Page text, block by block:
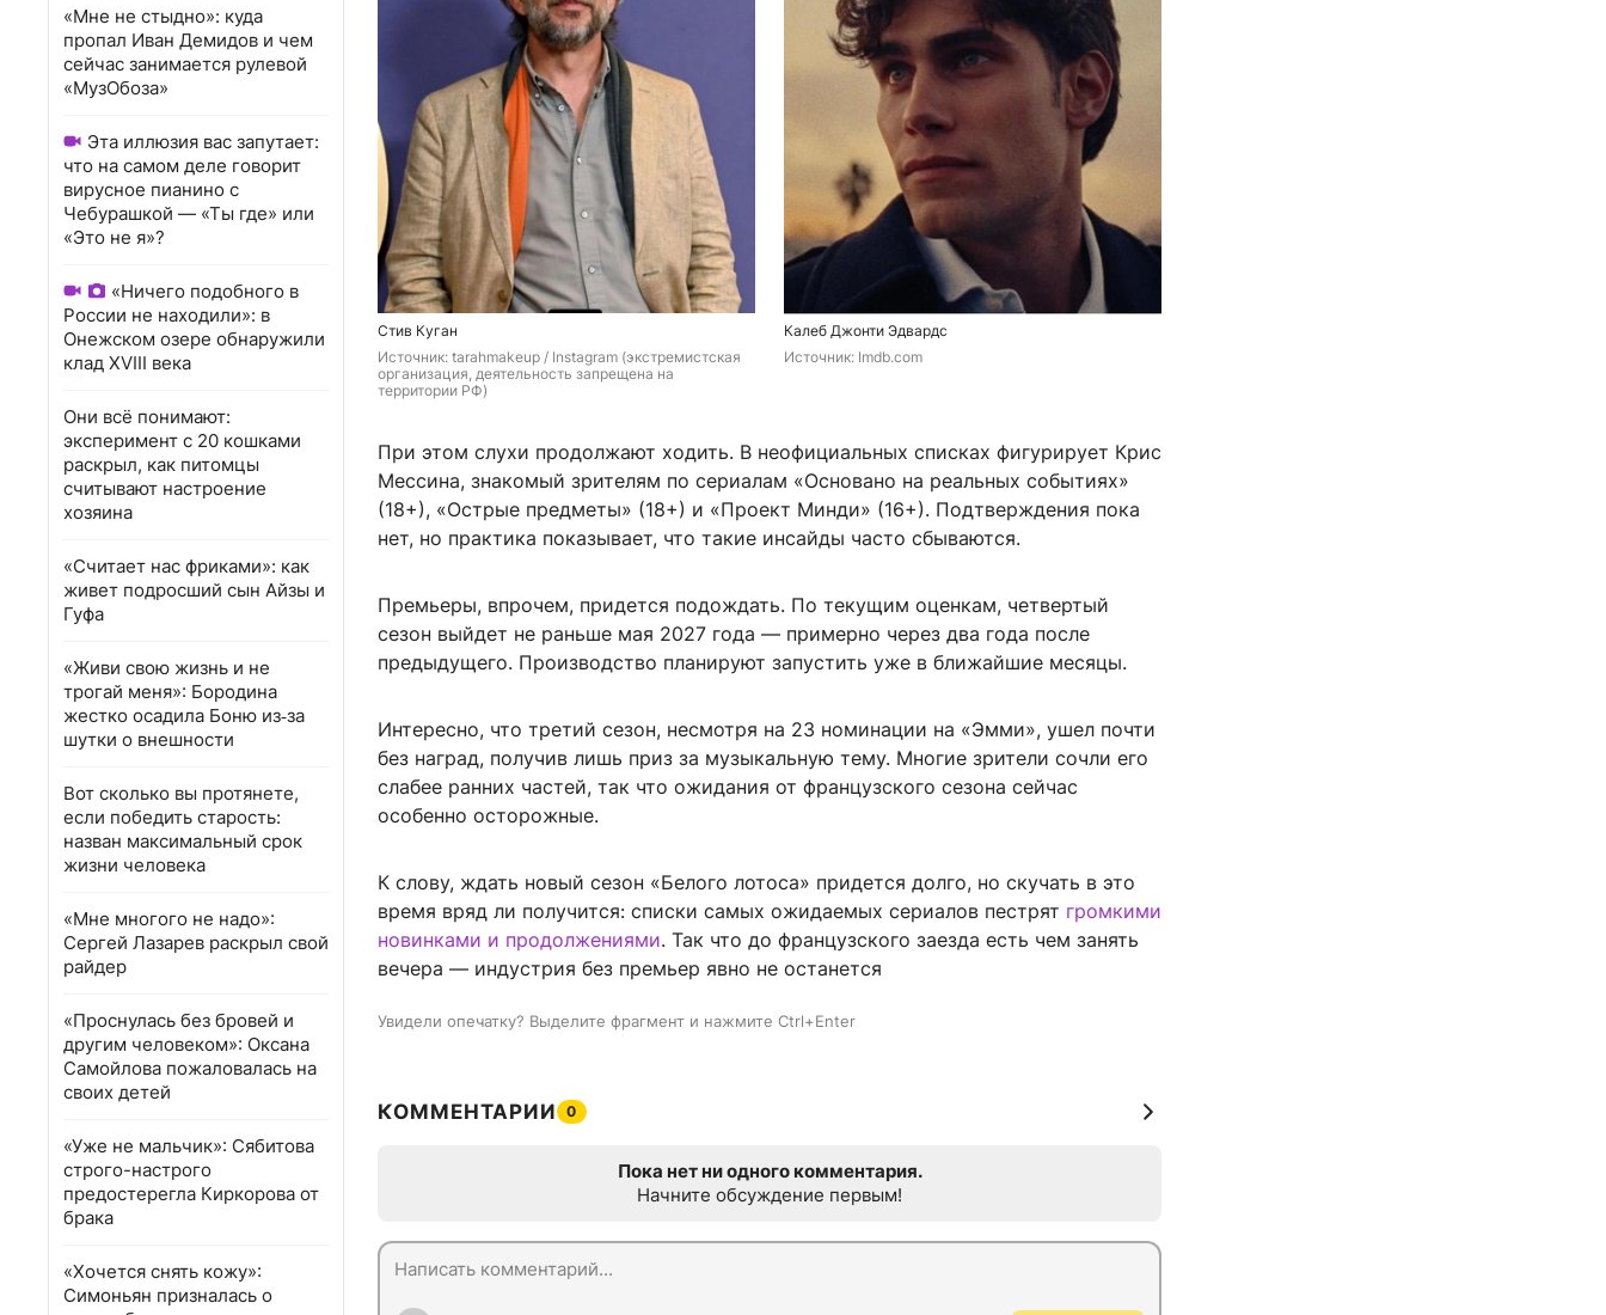
«Мне не стыдно»: куда
пропал Иван Демидов и чем
сейчас занимается рулевой
«МузОбоза»
Эта иллюзия вас запутает:
что на самом деле говорит
вирусное пианино с
Чебурашкой — «Ты где» или
«Это не я»?
«Ничего подобного в
России не находили»: в
Онежском озере обнаружили
клад XVIII века
Они всё понимают:
эксперимент с 20 кошками
раскрыл, как питомцы
считывают настроение
хозяина
«Считает нас фриками»: как
живет подросший сын Айзы и
Гуфа
«Живи свою жизнь и не
трогай меня»: Бородина
жестко осадила Боню из‑за
шутки о внешности
Вот сколько вы протянете,
если победить старость:
назван максимальный срок
жизни человека
«Мне многого не надо»:
Сергей Лазарев раскрыл свой
райдер
«Проснулась без бровей и
другим человеком»: Оксана
Самойлова пожаловалась на
своих детей
«Уже не мальчик»: Сябитова
строго-настрого
предостерегла Киркорова от
брака
«Хочется снять кожу»:
Симоньян призналась о
Стив Куган
Источник: tarahmakeup / Instagram (экстремистская
организация, деятельность запрещена на
территории РФ)
Калеб Джонти Эдвардс
Источник: Imdb.com
При этом слухи продолжают ходить. В неофициальных списках фигурирует Крис
Мессина, знакомый зрителям по сериалам «Основано на реальных событиях»
(18+), «Острые предметы» (18+) и «Проект Минди» (16+). Подтверждения пока
нет, но практика показывает, что такие инсайды часто сбываются.
Премьеры, впрочем, придется подождать. По текущим оценкам, четвертый
сезон выйдет не раньше мая 2027 года — примерно через два года после
предыдущего. Производство планируют запустить уже в ближайшие месяцы.
Интересно, что третий сезон, несмотря на 23 номинации на «Эмми», ушел почти
без наград, получив лишь приз за музыкальную тему. Многие зрители сочли его
слабее ранних частей, так что ожидания от французского сезона сейчас
особенно осторожные.
К слову, ждать новый сезон «Белого лотоса» придется долго, но скучать в это
время вряд ли получится: списки самых ожидаемых сериалов пестрят громкими
новинками и продолжениями. Так что до французского заезда есть чем занять
вечера — индустрия без премьер явно не останется
Увидели опечатку? Выделите фрагмент и нажмите Ctrl+Enter
КОММЕНТАРИИ 0
Пока нет ни одного комментария.
Начните обсуждение первым!